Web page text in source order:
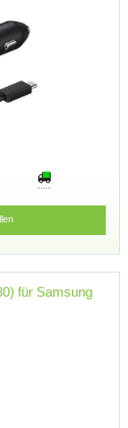
für Samsung